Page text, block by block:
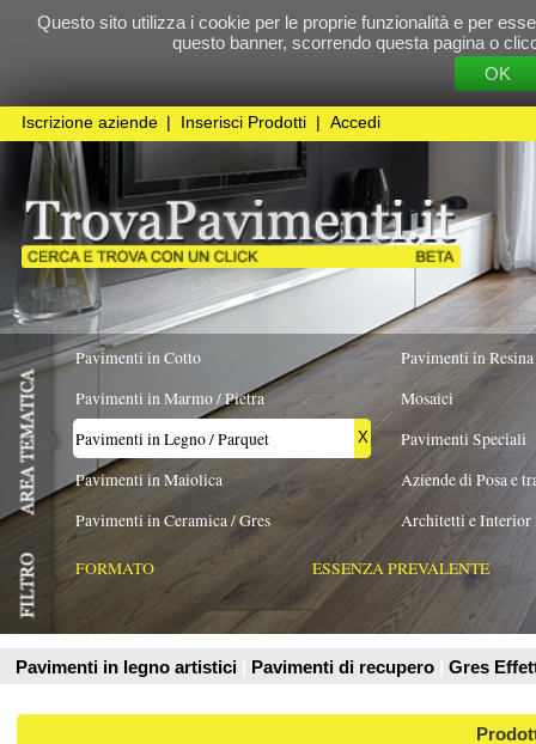
Questo sito utilizza i cookie per le proprie funzionalità e per essere sicuri che tu
questo banner, scorrendo questa pagina o cliccando
Cookie
Pavimenti in Cotto
Pavimenti in Marmo / Pietra
Pavimenti in Legno / Parquet
Pavimenti in Ceramica / Gres
Pavimenti in Resina
Pavimenti Speciali
Aziende di Posa e trattamento Pavimenti
Architetti e Interior Design
FORMATO ESSENZA PREVALENTE REALIZZATO IN
Pavimenti in legno artistici Pavimenti di recupero Gres Effetto Legno
Prodotti